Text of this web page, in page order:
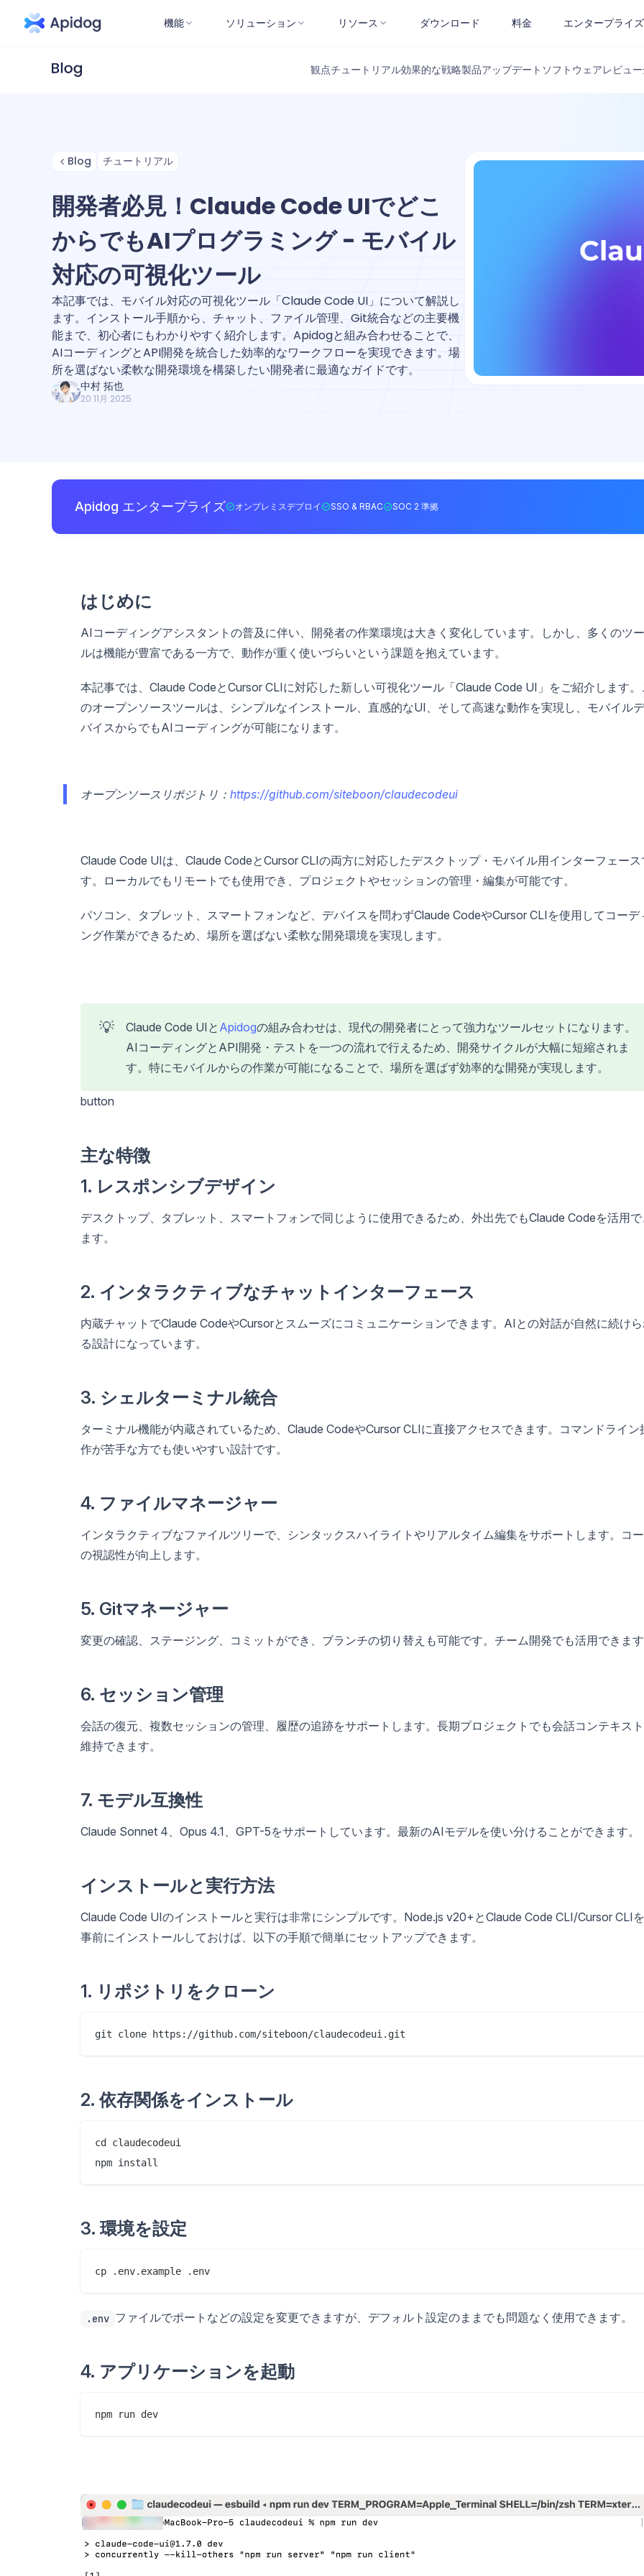
機能 ソリューション リソース ダウンロード 料金 エンタープライズ
観点チュートリアル効果的な戦略製品アップデート ソフトウェアレビュー
Blog チュートリアル
開発者必見！Claude Code UIでどこ
からでもAIプログラミング - モバイル
対応の可視化ツール
本記事では、モバイル対応の可視化ツール「Claude Code UI」について解説し
ます。インストール手順から、チャット、ファイル管理、Git統合などの主要機
能まで、初心者にもわかりやすく紹介します。Apidogと組み合わせることで、
AIコーディングとAPI開発を統合した効率的なワークフローを実現できます。場
所を選ばない柔軟な開発環境を構築したい開発者に最適なガイドです。
中村 拓也
20 11月 2025
Apidog エンタープライズ オンプレミスデプロイ SSO & RBAC SOC 2 準拠
はじめに
AIコーディングアシスタントの普及に伴い、開発者の作業環境は大きく変化しています。しかし、多くのツー
ルは機能が豊富である一方で、動作が重く使いづらいという課題を抱えています。
本記事では、Claude CodeとCursor CLIに対応した新しい可視化ツール「Claude Code UI」をご紹介します。
のオープンソースツールは、シンプルなインストール、直感的なUI、そして高速な動作を実現し、モバイルデ
バイスからでもAIコーディングが可能になります。
オープンソースリポジトリ： https://github.com/siteboon/claudecodeui
Claude Code UIは、Claude CodeとCursor CLIの両方に対応したデスクトップ・モバイル用インターフェース
す。ローカルでもリモートでも使用でき、プロジェクトやセッションの管理・編集が可能です。
パソコン、タブレット、スマートフォンなど、デバイスを問わずClaude CodeやCursor CLIを使用してコーデ
ング作業ができるため、場所を選ばない柔軟な開発環境を実現します。
💡 Claude Code UIと Apidogの組み合わせは、現代の開発者にとって強力なツールセットになります。
AIコーディングとAPI開発・テストを一つの流れで行えるため、開発サイクルが大幅に短縮されま
す。特にモバイルからの作業が可能になることで、場所を選ばず効率的な開発が実現します。
button
主な特徴
1. レスポンシブデザイン
デスクトップ、タブレット、スマートフォンで同じように使用できるため、外出先でもClaude Codeを活用で
ます。
2. インタラクティブなチャットインターフェース
内蔵チャットでClaude CodeやCursorとスムーズにコミュニケーションできます。AIとの対話が自然に続け
る設計になっています。
3. シェルターミナル統合
ターミナル機能が内蔵されているため、Claude CodeやCursor CLIに直接アクセスできます。コマンドライン
作が苦手な方でも使いやすい設計です。
4. ファイルマネージャー
インタラクティブなファイルツリーで、シンタックスハイライトやリアルタイム編集をサポートします。コ
の視認性が向上します。
5. Gitマネージャー
変更の確認、ステージング、コミットができ、ブランチの切り替えも可能です。チーム開発でも活用できます
6. セッション管理
会話の復元、複数セッションの管理、履歴の追跡をサポートします。長期プロジェクトでも会話コンテキス
維持できます。
7. モデル互換性
Claude Sonnet 4、Opus 4.1、GPT-5をサポートしています。最新のAIモデルを使い分けることができます。
インストールと実行方法
Claude Code UIのインストールと実行は非常にシンプルです。Node.js v20+とClaude Code CLI/Cursor CLIを
事前にインストールしておけば、以下の手順で簡単にセットアップできます。
1. リポジトリをクローン
2. 依存関係をインストール
cd claudecodeui
3. 環境を設定
.env ファイルでポートなどの設定を変更できますが、デフォルト設定のままでも問題なく使用できます。
4. アプリケーションを起動